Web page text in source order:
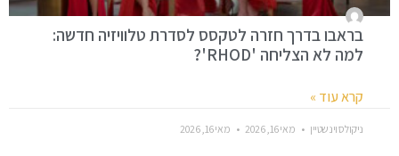
בראבו בדרך חזרה לטקסס לסדרת טלוויזיה חדשה:
למה לא הצליחה 'RHOD'?
קרא עוד »
ניקולס וינשטיין מאי 16, 2026 מאי 16, 2026